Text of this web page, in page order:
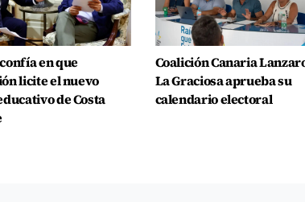
en que
licite el nuevo
de Costa
Coalición Canaria
La Graciosa aprueba su
calendario electoral